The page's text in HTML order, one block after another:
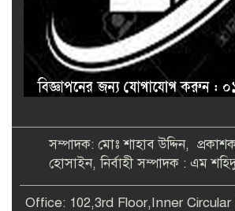
সম্পাদক: মোঃ শাহাব উদ্দিন,
হোসাইন, নির্বাহী সম্পাদক : এম
Office: 102,3rd Floor,Inner